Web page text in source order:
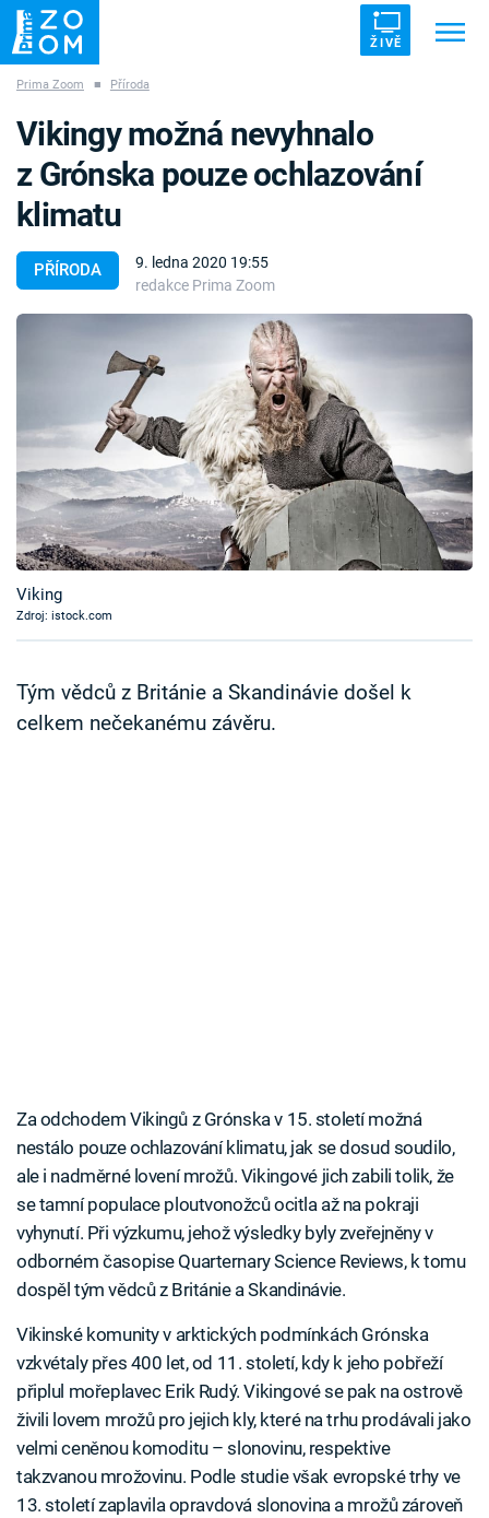
ŽIVĚ
ZÁHADY VETŘELCI DÁVNOVĚKU
Témata
TV Program
Časopis
Sledujte prima+
Sledujte nás
Prima Zoom ■ Příroda
PŘÍRODA
9. ledna 2020 19:55
redakce Prima Zoom
Vikingy možná nevyhnalo
z Grónska pouze ochlazování
klimatu
Viking
Zdroj: istock.com
Tým vědců z Británie a Skandinávie došel k
celkem nečekanému závěru.
Za odchodem Vikingů z Grónska v 15. století možná
nestálo pouze ochlazování klimatu, jak se dosud soudilo,
ale i nadměrné lovení mrožů. Vikingové jich zabili tolik, že
se tamní populace ploutvonožců ocitla až na pokraji
vyhynutí. Při výzkumu, jehož výsledky byly zveřejněny v
odborném časopise Quarternary Science Reviews, k tomu
dospěl tým vědců z Británie a Skandinávie.
Vikinské komunity v arktických podmínkách Grónska
vzkvétaly přes 400 let, od 11. století, kdy k jeho pobřeží
připlul mořeplavec Erik Rudý. Vikingové se pak na ostrově
živili lovem mrožů pro jejich kly, které na trhu prodávali jako
velmi ceněnou komoditu – slonovinu, respektive
takzvanou mrožovinu. Podle studie však evropské trhy ve
13. století zaplavila opravdová slonovina a mrožů zároveň